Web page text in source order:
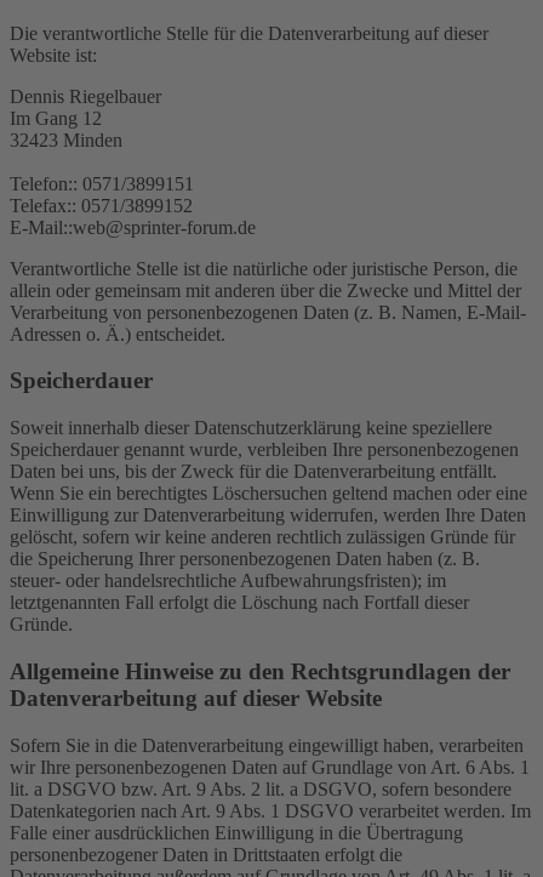
Die verantwortliche Stelle für die Datenverarbeitung auf dieser
Website ist:
Dennis Riegelbauer
Im Gang 12
32423 Minden
Telefon:: 0571/3899151
Telefax:: 0571/3899152
E-Mail::web@sprinter-forum.de
Verantwortliche Stelle ist die natürliche oder juristische Person, die
allein oder gemeinsam mit anderen über die Zwecke und Mittel der
Verarbeitung von personenbezogenen Daten (z. B. Namen, E-Mail-
Adressen o. Ä.) entscheidet.
Speicherdauer
Soweit innerhalb dieser Datenschutzerklärung keine speziellere
Speicherdauer genannt wurde, verbleiben Ihre personenbezogenen
Daten bei uns, bis der Zweck für die Datenverarbeitung entfällt.
Wenn Sie ein berechtigtes Löschersuchen geltend machen oder eine
Einwilligung zur Datenverarbeitung widerrufen, werden Ihre Daten
gelöscht, sofern wir keine anderen rechtlich zulässigen Gründe für
die Speicherung Ihrer personenbezogenen Daten haben (z. B.
steuer- oder handelsrechtliche Aufbewahrungsfristen); im
letztgenannten Fall erfolgt die Löschung nach Fortfall dieser
Gründe.
Allgemeine Hinweise zu den Rechtsgrundlagen der
Datenverarbeitung auf dieser Website
Sofern Sie in die Datenverarbeitung eingewilligt haben, verarbeiten
wir Ihre personenbezogenen Daten auf Grundlage von Art. 6 Abs. 1
lit. a DSGVO bzw. Art. 9 Abs. 2 lit. a DSGVO, sofern besondere
Datenkategorien nach Art. 9 Abs. 1 DSGVO verarbeitet werden. Im
Falle einer ausdrücklichen Einwilligung in die Übertragung
personenbezogener Daten in Drittstaaten erfolgt die